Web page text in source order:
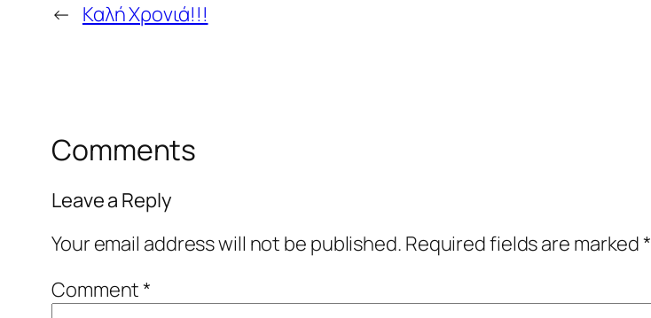
← Καλή Χρονιά!!!
Comments
Leave a Reply
Your email address will not be published. Required fields are marked*
Comment*